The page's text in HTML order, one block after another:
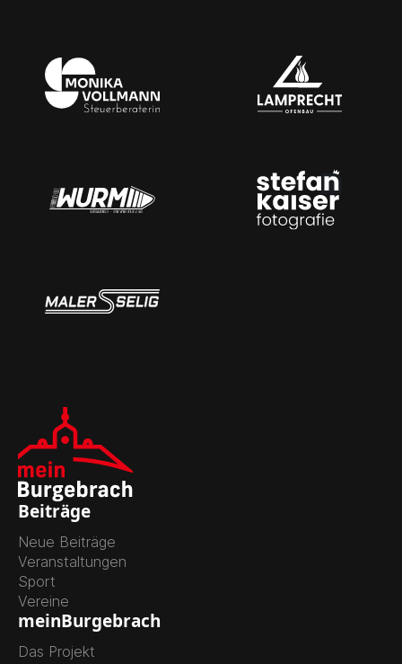
Beiträge
Neue Beiträge
Veranstaltungen
Sport
Vereine
meinBurgebrach
Das Projekt